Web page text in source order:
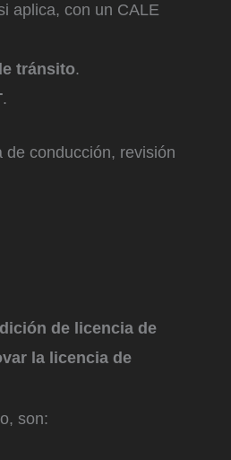
aplica, con un CALE
tránsito.
.
de conducción, revisión
de licencia de
la licencia de
son: